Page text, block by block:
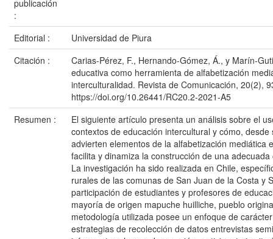
publicación
:
Editorial :
Universidad de Piura
Citación :
Carias-Pérez, F., Hernando-Gómez, Á., y Marín-
educativa como herramienta de alfabetización
interculturalidad. Revista de Comunicación, 20(2),
https://doi.org/10.26441/RC20.2-2021-A5
Resumen :
El siguiente artículo presenta un análisis sobre el
contextos de educación intercultural y cómo,
advierten elementos de la alfabetización mediática
facilita y dinamiza la construcción de una
La investigación ha sido realizada en Chile,
rurales de las comunas de San Juan de la Costa y
participación de estudiantes y profesores de
mayoría de origen mapuche huilliche, pueblo
metodología utilizada posee un enfoque de
estrategias de recolección de datos entrevistas